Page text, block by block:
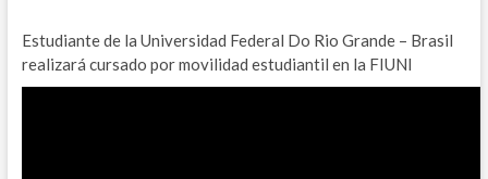
Estudiante de la Universidad Federal Do Rio Grande – Brasil
realizará cursado por movilidad estudiantil en la FIUNI